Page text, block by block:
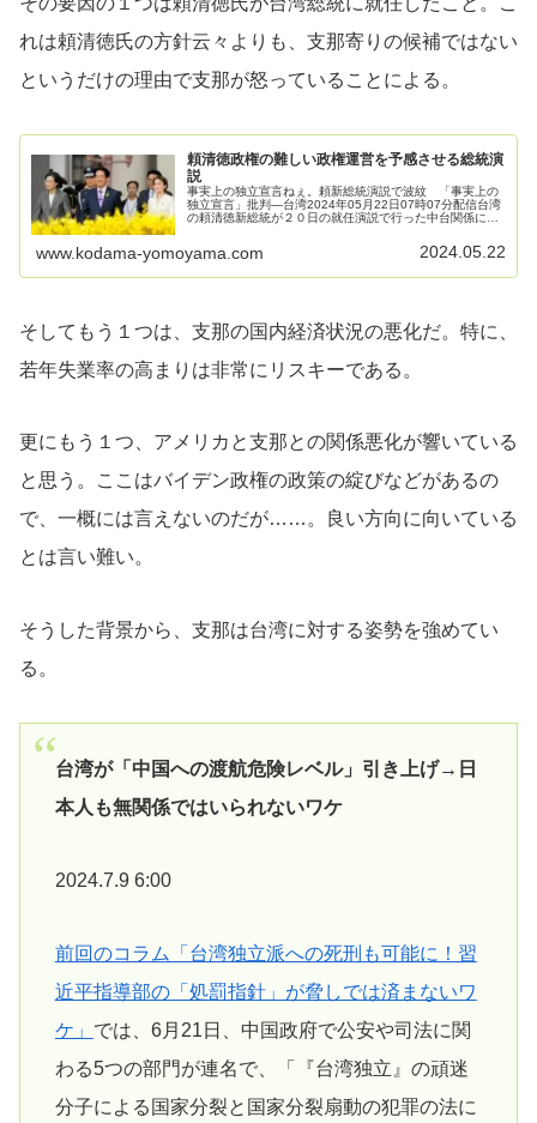
れは頼清徳氏の方針云々よりも、支那寄りの候補ではない
というだけの理由で支那が怒っていることによる。
頼清徳政権の難しい政権運営を予感させる総統演
説
事実上の独立宣言ねぇ。頼新総統演説で波紋 「事実上の
独立宣言」批判―台湾2024年05月22日07時07分配信台湾
の頼清徳新総統が２０日の就任演説で行った中台関係に関
www.kodama-yomoyama.com 2024.05.22
そしてもう１つは、支那の国内経済状況の悪化だ。特に、
若年失業率の高まりは非常にリスキーである。
更にもう１つ、アメリカと支那との関係悪化が響いている
と思う。ここはバイデン政権の政策の綻びなどがあるの
で、一概には言えないのだが……。良い方向に向いている
とは言い難い。
そうした背景から、支那は台湾に対する姿勢を強めてい
る。
台湾が「中国への渡航危険レベル」引き上げ→日
本人も無関係ではいられないワケ
2024.7.9 6:00
前回のコラム「台湾独立派への死刑も可能に！習
近平指導部の「処罰指針」が脅しでは済まないワ
ケ」 では、6月21日、中国政府で公安や司法に関
わる5つの部門が連名で、「『台湾独立』の頑迷
分子による国家分裂と国家分裂扇動の犯罪の法に